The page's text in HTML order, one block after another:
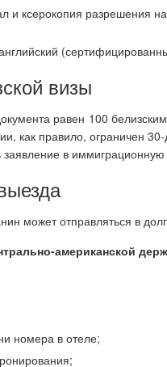
и ксерокопия разрешения
визы
равен 100
как правило, ограничен
в
может отправляться в
американской
номера в отеле;